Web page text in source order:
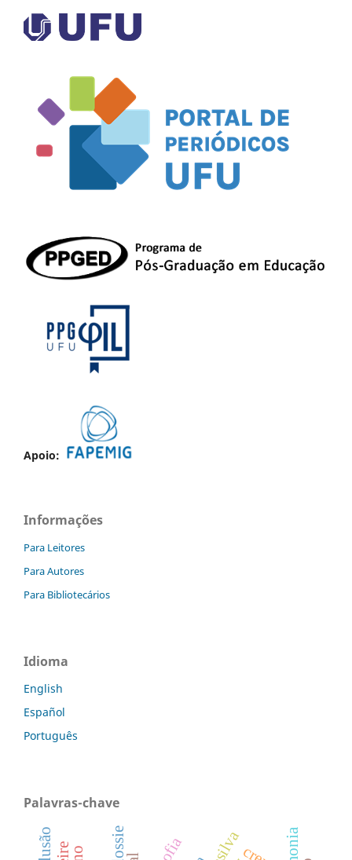
Apoio:
Informações
Para Leitores
Para Autores
Para Bibliotecários
Idioma
English
Español
Português
Palavras-chave